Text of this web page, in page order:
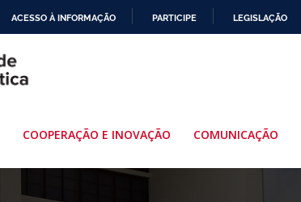
ACESSO À INFORMAÇÃO PARTICIPE LEGISLAÇÃO
COOPERAÇÃO E INOVAÇÃO COMUNICAÇÃO